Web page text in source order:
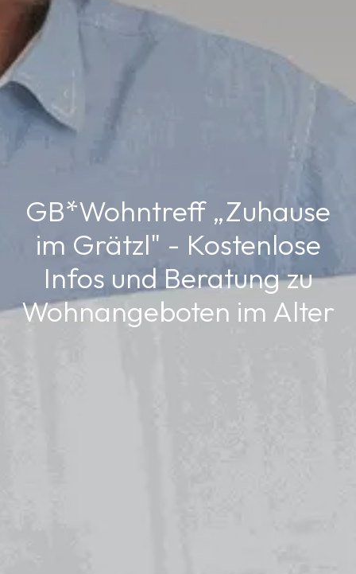
GB*Wohntreff „Zuhause
im Grätzl" - Kostenlose
Infos und Beratung zu
Wohnangeboten im Alter